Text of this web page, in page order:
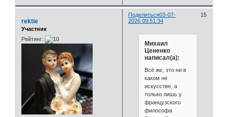
Поделиться 15
03-07-
2026 09:51:34
rektie
Участник
Рейтинг:
Михаил
Цененко
написал(а):
Всё же, это ни в
каком не
искусстве, а
только лишь у
французского
философа